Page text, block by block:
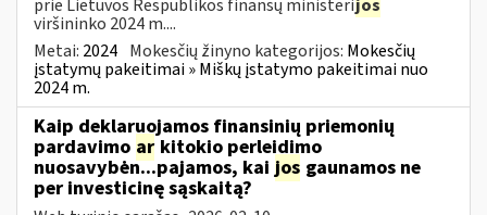
prie Lietuvos Respublikos finansų ministerijos
viršininko 2024 m....
Metai: 2024 Mokesčių žinyno kategorijos: Mokesčių
įstatymų pakeitimai » Miškų įstatymo pakeitimai nuo
2024 m.
Kaip deklaruojamos finansinių priemonių
pardavimo ar kitokio perleidimo
nuosavybėn...pajamos, kai jos gaunamos ne
per investicinę sąskaitą?